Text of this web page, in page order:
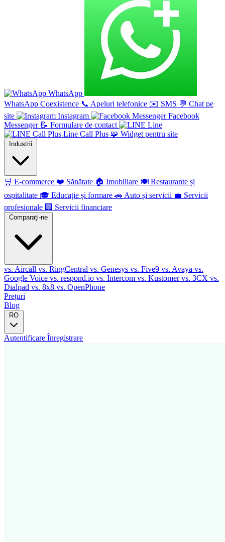
WhatsApp
WhatsApp Coexistence 📞 Apeluri telefonice ✉️ SMS 💬 Chat pe
site
Instagram
Facebook
Messenger 📝 Formulare de contact
Line
Line Call Plus 🧩 Widget pentru site
Industrii
🛒 E-commerce ❤️ Sănătate 🏠 Imobiliare 🍽️ Restaurante și
ospitalitate 🎓 Educație și formare 🚗 Auto și servicii 💼 Servicii
profesionale 🏢 Servicii financiare
Comparați-ne
vs. Aircall vs. RingCentral vs. Genesys vs. Five9 vs. Avaya vs.
Google Voice vs. respond.io vs. Intercom vs. Kustomervs. 3CX vs.
Dialpad vs. 8x8 vs. OpenPhone
Prețuri
Blog
RO
Autentificare Înregistrare